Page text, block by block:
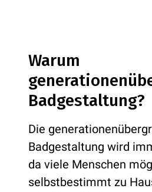
Warum
Badgestaltung?
Die
Badgestaltung wird
da viele Menschen
selbstbestimmt zu